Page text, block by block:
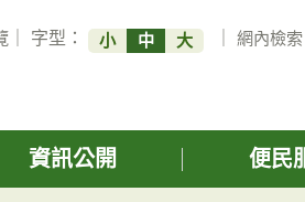
｜ 字型： 小 中 大 ｜網內檢索
資訊公開 便民